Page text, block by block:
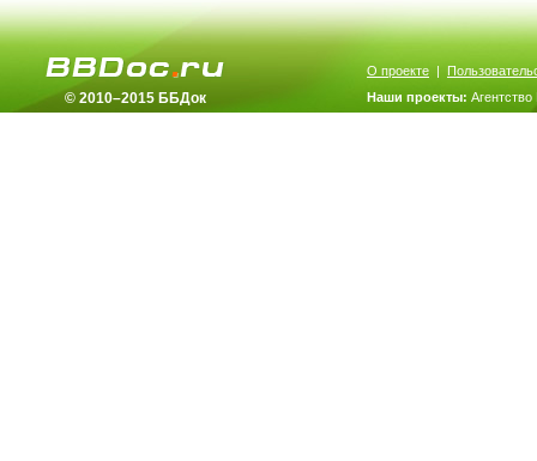
© 2010–2015 ББДок
О проекте |
Наши проекты: